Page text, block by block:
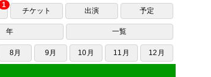
1
チケット 出演 予定
年 一覧
8月 9月 10月 11月 12月